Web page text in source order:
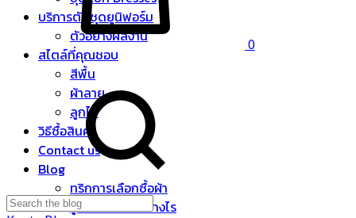
บริการตัดชุดยูนิฟอร์ม
ตัวอย่างผลงาน
สไตล์ที่คุณชอบ
สีพื้น
ผ้าลาย
ลูกไม้
วิธีซื้อสินค้า
Contact us
Blog
ทริกการเลือกซื้อผ้า
รูปร่างไหน ใส่อย่างไร
0